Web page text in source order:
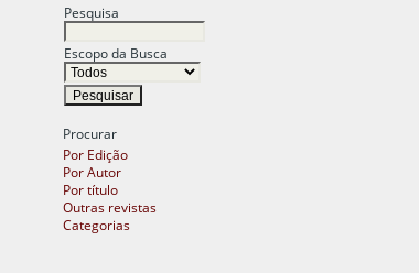
Pesquisa
Escopo da Busca
Procurar
Por Edição
Por Autor
Por título
Outras revistas
Categorias